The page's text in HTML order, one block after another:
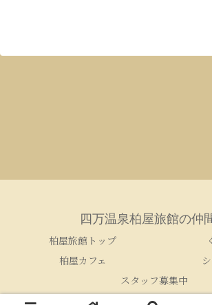
四万温泉柏屋旅館の仲
柏屋旅館トップ
柏屋カフェ
スタッフ募集中